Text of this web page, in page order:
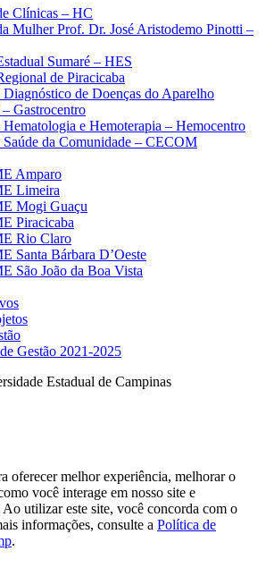
Clínicas – HC
Mulher Prof. Dr. José Aristodemo Pinotti –
Sumaré – HES
de Piracicaba
Diagnóstico de Doenças do Aparelho
Gastrocentro
Hematologia e Hemoterapia – Hemocentro
Saúde da Comunidade – CECOM
Amparo
Limeira
Mogi Guaçu
Piracicaba
Rio Claro
Santa Bárbara D’Oeste
São João da Boa Vista
Gestão 2021-2025
Estadual de Campinas
oferecer melhor experiência, melhorar o
você interage em nosso site e
utilizar este site, você concorda com o
informações, consulte a Política de
.